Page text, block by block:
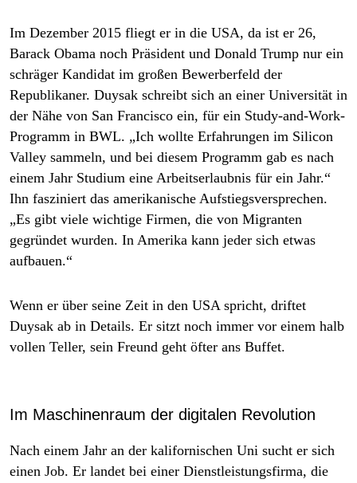
Im Dezember 2015 fliegt er in die USA, da ist er 26,
Barack Obama noch Präsident und Donald Trump nur ein
schräger Kandidat im großen Bewerberfeld der
Republikaner. Duysak schreibt sich an einer Universität in
der Nähe von San Francisco ein, für ein Study-and-Work-
Programm in BWL. „Ich wollte Erfahrungen im Silicon
Valley sammeln, und bei diesem Programm gab es nach
einem Jahr Studium eine Arbeitserlaubnis für ein Jahr.“
Ihn fasziniert das amerikanische Aufstiegsversprechen.
„Es gibt viele wichtige Firmen, die von Migranten
gegründet wurden. In Amerika kann jeder sich etwas
aufbauen.“
Wenn er über seine Zeit in den USA spricht, driftet
Duysak ab in Details. Er sitzt noch immer vor einem halb
vollen Teller, sein Freund geht öfter ans Buffet.
Im Maschinenraum der digitalen Revolution
Nach einem Jahr an der kalifornischen Uni sucht er sich
einen Job. Er landet bei einer Dienstleistungsfirma, die